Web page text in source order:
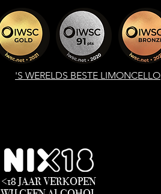
'S WERELDS BESTE LIMONCELLO
<18 JAAR VERKOPEN